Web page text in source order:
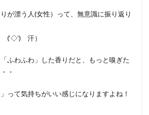
が漂う人(女性）って、無意識に振り返り
(‘◇’)ゞ汗）
ふわふわ」した香りだと、もっと嗅ぎた
・
って気持ちがいい感じになりますよね！